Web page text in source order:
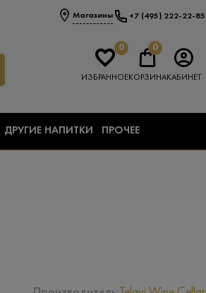
Магазины +7 (495) 222-22-85
0
ИЗБРАННОЕ
0
КОРЗИНАКАБИНЕТ
ДРУГИЕ НАПИТКИ ПРОЧЕЕ